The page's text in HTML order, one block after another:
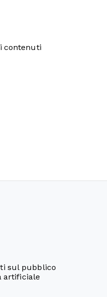
contenuti
sul pubblico
artificiale